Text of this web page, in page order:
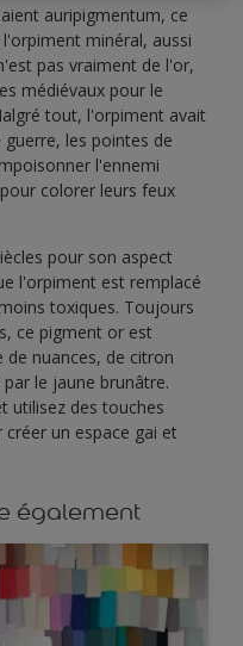
auripigmentum, ce
minéral, aussi
pas vraiment de l'or,
médiévaux pour le
tout, l'orpiment avait
les pointes de
l'ennemi
colorer leurs feux
pour son aspect
l'orpiment est remplacé
toxiques. Toujours
ce pigment or est
de nuances, de citron
le jaune brunâtre.
utilisez des touches
un espace gai et
également